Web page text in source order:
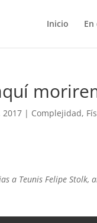
Inicio
2017 | Complejidad,
a Teunis Felipe Stolk,